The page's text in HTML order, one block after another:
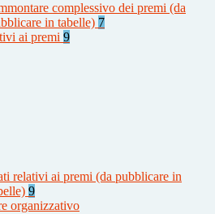
complessivo dei premi (da
in tabelle) 7
ai premi 9
relativi ai premi (da pubblicare in
9
organizzativo